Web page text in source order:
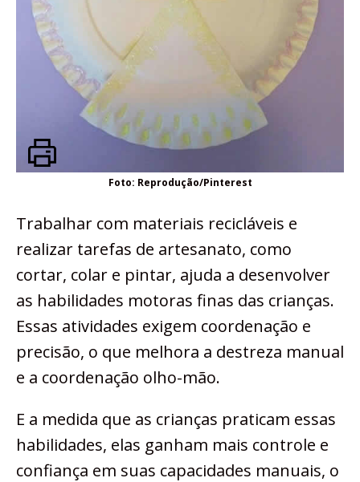
Foto: Reprodução/Pinterest
Trabalhar com materiais recicláveis e
realizar tarefas de artesanato, como
cortar, colar e pintar, ajuda a desenvolver
as habilidades motoras finas das crianças.
Essas atividades exigem coordenação e
precisão, o que melhora a destreza manual
e a coordenação olho-mão.
E a medida que as crianças praticam essas
habilidades, elas ganham mais controle e
confiança em suas capacidades manuais, o